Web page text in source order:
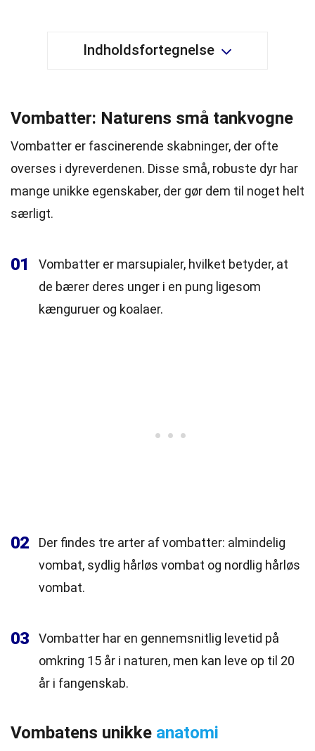
Indholdsfortegnelse
Vombatter: Naturens små tankvogne
Vombatter er fascinerende skabninger, der ofte
overses i dyreverdenen. Disse små, robuste dyr har
mange unikke egenskaber, der gør dem til noget helt
særligt.
01
Vombatter er marsupialer, hvilket betyder, at
de bærer deres unger i en pung ligesom
kænguruer og koalaer.
02
Der findes tre arter af vombatter: almindelig
vombat, sydlig hårløs vombat og nordlig hårløs
vombat.
03
Vombatter har en gennemsnitlig levetid på
omkring 15 år i naturen, men kan leve op til 20
år i fangenskab.
Vombatens unikke anatomi